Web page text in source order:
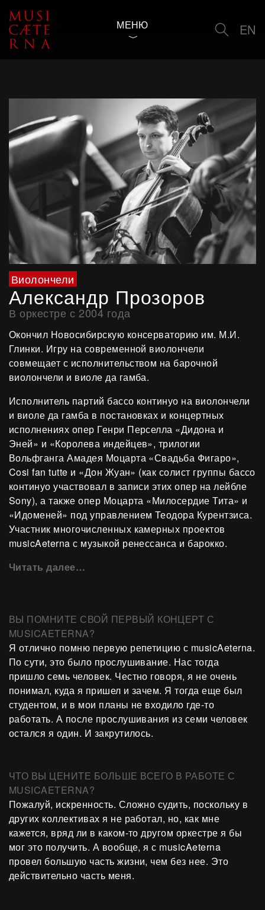
МЕНЮ EN
Виолончели
Александр Прозоров
В оркестре с 2004 года
Окончил Новосибирскую консерваторию им. М.И.
Глинки. Игру на современной виолончели
совмещает с исполнительством на барочной
виолончели и виоле да гамба.
Исполнитель партий бассо континуо на виолончели
и виоле да гамба в постановках и концертных
исполнениях опер Генри Перселла «Дидона и
Эней» и «Королева индейцев», трилогии
Вольфганга Амадея Моцарта «Свадьба Фигаро»,
Cosi fan tutte и «Дон Жуан» (как солист группы бассо
континуо участвовал в записи этих опер на лейбле
Sony), а также опер Моцарта «Милосердие Тита» и
«Идоменей» под управлением Теодора Курентзиса.
Участник многочисленных камерных проектов
musicAeterna с музыкой ренессанса и барокко.
Читать далее…
ВЫ ПОМНИТЕ СВОЙ ПЕРВЫЙ КОНЦЕРТ С
MUSICAETERNA?
Я отлично помню первую репетицию с musicAeterna.
По сути, это было прослушивание. Нас тогда
пришло семь человек. Честно говоря, я не очень
понимал, куда я пришел и зачем. Я тогда еще был
студентом, и в мои планы не входило где-то
работать. А после прослушивания из семи человек
остался я один. И закрутилось.
ЧТО ВЫ ЦЕНИТЕ БОЛЬШЕ ВСЕГО В РАБОТЕ С
MUSICAETERNA?
Пожалуй, искренность. Сложно судить, поскольку в
других коллективах я не работал, но, как мне
кажется, вряд ли в каком-то другом оркестре я бы
мог это получить. А вообще, я с musicAeterna
провел большую часть жизни, чем без нее. Это
действительно часть меня.